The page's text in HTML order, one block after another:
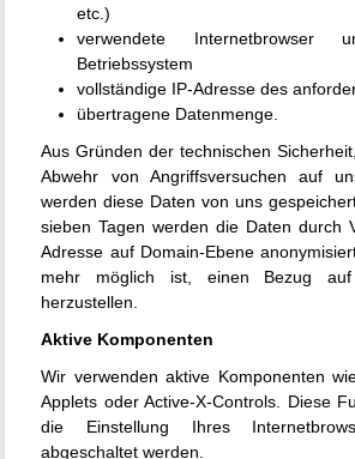
etc.)
verwendete Internetbrowser
Betriebssystem
vollständige IP-Adresse des
übertragene Datenmenge.
Aus Gründen der technischen
Abwehr von Angriffsversuchen auf
werden diese Daten von uns
sieben Tagen werden die Daten durch
Adresse auf Domain-Ebene
mehr möglich ist, einen Bezug
herzustellen.
Aktive Komponenten
Wir verwenden aktive Komponenten
Applets oder Active-X-Controls. Diese
die Einstellung Ihres
abgeschaltet werden.